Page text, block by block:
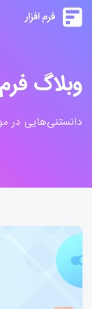
وبلاگ
دانستنی‌هایی در